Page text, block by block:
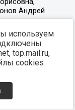
используем
top.mail.ru,
cookies